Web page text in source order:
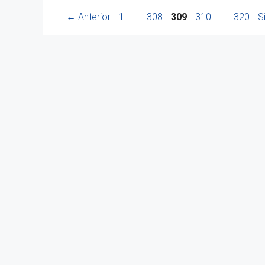
← Anterior Página
1 … Página
308 Página
309 Página
310 … Página
320